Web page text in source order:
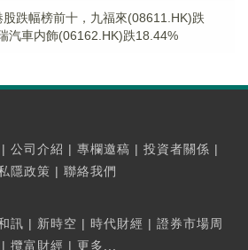
股跌幅榜前十，九福來(08611.HK)跌
汽車内飾(06162.HK)跌18.44%
| 公司介紹 | 專欄邀稿 | 投資者關係 |
隱政策 | 聯絡我們
訊 | 新時空 | 時代財經 | 證券市場周
| 攬富財經 | 更多...